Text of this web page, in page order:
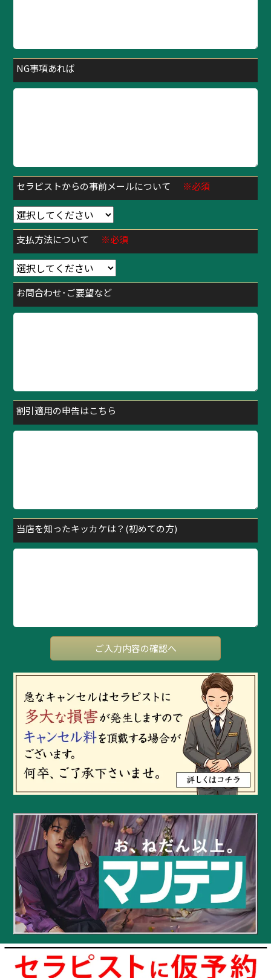
NG事項あれば
セラピストからの事前メールについて ※必須
支払方法について ※必須
お問合わせ･ご要望など
割引適用の申告はこちら
当店を知ったキッカケは？(初めての方)